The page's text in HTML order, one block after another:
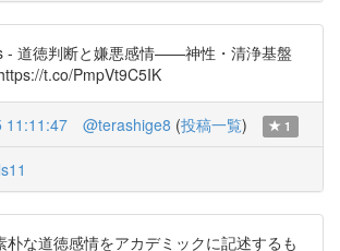
- 道徳判断と嫌悪感情——神性・清浄基盤
t.co/PmpVt9C5IK
11:11:47 @terashige8 (投稿一覧) 1
朴な道徳感情をアカデミックに記述するも